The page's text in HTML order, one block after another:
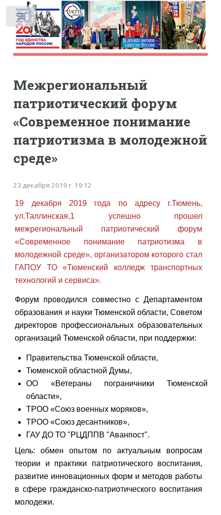
Межрегиональный
патриотический форум
«Современное понимание
патриотизма в молодежной
среде»
23 декабря 2019 г. 19:12
19 декабря 2019 года по адресу г.Тюмень,
ул.Таллинская,1 успешно прошел
межрегиональный патриотический форум
«Современное понимание патриотизма в
молодежной среде», организатором которого стал
ГАПОУ ТО «Тюменский колледж транспортных
технологий и сервиса».
Форум проводился совместно с Департаментом
образования и науки Тюменской области, Советом
директоров профессиональных образовательных
организаций Тюменской области, при поддержки:
Правительства Тюменской области,
Тюменской областной Думы,
ОО «Ветераны пограничники Тюменской
области»,
ТРОО «Союз военных моряков»,
ТРОО «Союз десантников»,
ГАУ ДО ТО "РЦДППВ "Аванпост".
Цель: обмен опытом по актуальным вопросам
теории и практики патриотического воспитания,
развитие инновационных форм и методов работы
в сфере гражданско-патриотического воспитания
молодежи.
Toggle